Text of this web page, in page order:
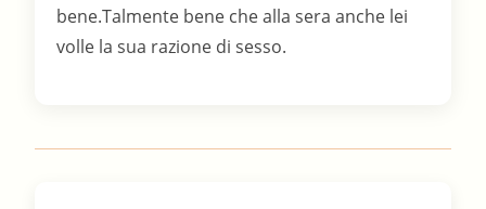
bene.Talmente bene che alla sera anche lei
volle la sua razione di sesso.